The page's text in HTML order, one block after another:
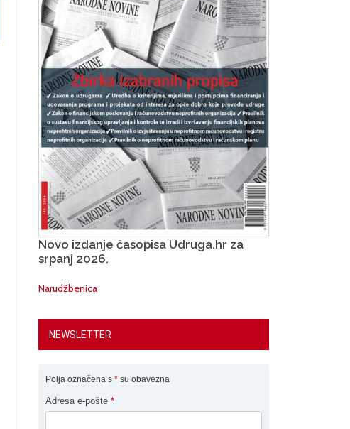
Novo izdanje časopisa Udruga.hr za
srpanj 2026.
Narudžbenica
NEWSLETTER
Polja označena s * su obavezna
Adresa e-pošte *